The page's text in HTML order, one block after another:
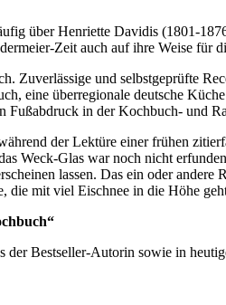
über Henriette Davidis (1801-
Zeit auch auf ihre Weise
Zuverlässige und selbstgeprüfte
eine überregionale deutsche
in der Kochbuch- und
der Lektüre einer frühen
Weck-Glas war noch nicht
lassen. Das ein oder
mit viel Eischnee in die Höhe
Bestseller-Autorin sowie in